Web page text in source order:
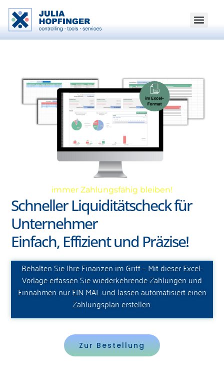
immer Zahlungsfähig bleiben!
Schneller Liquiditätscheck für
Unternehmer
Einfach, Effizient und Präzise!
Behalten Sie Ihre Finanzen im Griff – Mit dieser Excel-
Vorlage erfassen Sie wiederkehrende Zahlungen und
Einnahmen nur EIN MAL und lassen automatisiert einen
Zahlungsplan erstellen.
Zur Bestellung